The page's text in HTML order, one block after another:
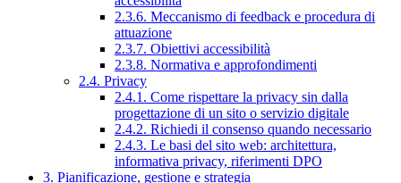
2.3.6. Meccanismo di feedback e procedura di
attuazione
2.3.7. Obiettivi accessibilità
2.3.8. Normativa e approfondimenti
2.4. Privacy
2.4.1. Come rispettare la privacy sin dalla
progettazione di un sito o servizio digitale
2.4.2. Richiedi il consenso quando necessario
2.4.3. Le basi del sito web: architettura,
informativa privacy, riferimenti DPO
3. Pianificazione, gestione e strategia